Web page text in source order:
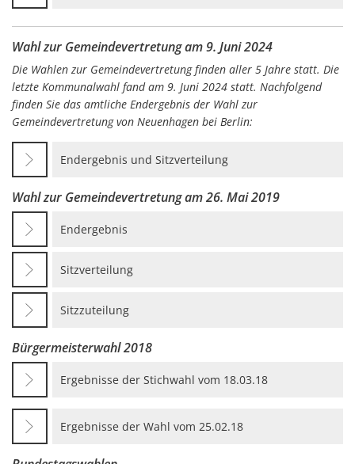
Wahl zur Gemeindevertretung am 9. Juni 2024
Die Wahlen zur Gemeindevertretung finden aller 5 Jahre statt. Die
letzte Kommunalwahl fand am 9. Juni 2024 statt. Nachfolgend
finden Sie das amtliche Endergebnis der Wahl zur
Gemeindevertretung von Neuenhagen bei Berlin:
Endergebnis und Sitzverteilung
Wahl zur Gemeindevertretung am 26. Mai 2019
Endergebnis
Sitzverteilung
Sitzzuteilung
Bürgermeisterwahl 2018
Ergebnisse der Stichwahl vom 18.03.18
Ergebnisse der Wahl vom 25.02.18